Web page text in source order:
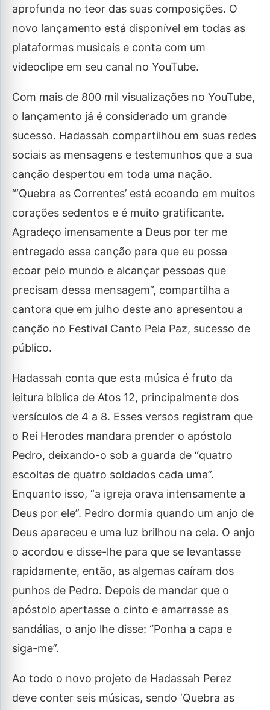
aprofunda no teor das suas composições. O
novo lançamento está disponível em todas as
plataformas musicais e conta com um
videoclipe em seu canal no YouTube.
Com mais de 800 mil visualizações no YouTube,
o lançamento já é considerado um grande
sucesso. Hadassah compartilhou em suas redes
sociais as mensagens e testemunhos que a sua
canção despertou em toda uma nação.
“‘Quebra as Correntes’ está ecoando em muitos
corações sedentos e é muito gratificante.
Agradeço imensamente a Deus por ter me
entregado essa canção para que eu possa
ecoar pelo mundo e alcançar pessoas que
precisam dessa mensagem”, compartilha a
cantora que em julho deste ano apresentou a
canção no Festival Canto Pela Paz, sucesso de
público.
Hadassah conta que esta música é fruto da
leitura bíblica de Atos 12, principalmente dos
versículos de 4 a 8. Esses versos registram que
o Rei Herodes mandara prender o apóstolo
Pedro, deixando-o sob a guarda de “quatro
escoltas de quatro soldados cada uma”.
Enquanto isso, “a igreja orava intensamente a
Deus por ele”. Pedro dormia quando um anjo de
Deus apareceu e uma luz brilhou na cela. O anjo
o acordou e disse-lhe para que se levantasse
rapidamente, então, as algemas caíram dos
punhos de Pedro. Depois de mandar que o
apóstolo apertasse o cinto e amarrasse as
sandálias, o anjo lhe disse: “Ponha a capa e
siga-me”.
Ao todo o novo projeto de Hadassah Perez
deve conter seis músicas, sendo ‘Quebra as